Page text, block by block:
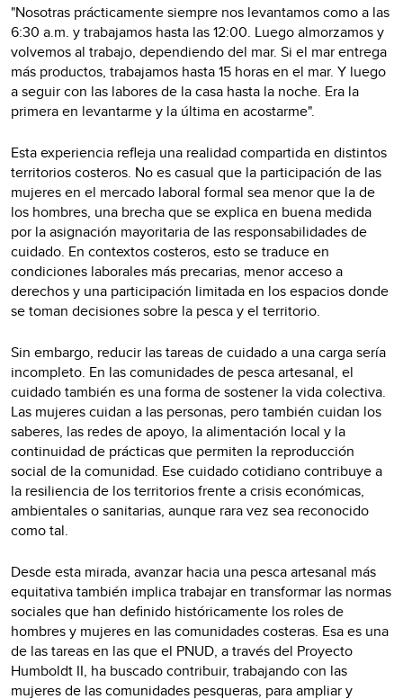
"Nosotras prácticamente siempre nos levantamos como a las
6:30 a.m. y trabajamos hasta las 12:00. Luego almorzamos y
volvemos al trabajo, dependiendo del mar. Si el mar entrega
más productos, trabajamos hasta 15 horas en el mar. Y luego
a seguir con las labores de la casa hasta la noche. Era la
primera en levantarme y la última en acostarme".
Esta experiencia refleja una realidad compartida en distintos
territorios costeros. No es casual que la participación de las
mujeres en el mercado laboral formal sea menor que la de
los hombres, una brecha que se explica en buena medida
por la asignación mayoritaria de las responsabilidades de
cuidado. En contextos costeros, esto se traduce en
condiciones laborales más precarias, menor acceso a
derechos y una participación limitada en los espacios donde
se toman decisiones sobre la pesca y el territorio.
Sin embargo, reducir las tareas de cuidado a una carga sería
incompleto. En las comunidades de pesca artesanal, el
cuidado también es una forma de sostener la vida colectiva.
Las mujeres cuidan a las personas, pero también cuidan los
saberes, las redes de apoyo, la alimentación local y la
continuidad de prácticas que permiten la reproducción
social de la comunidad. Ese cuidado cotidiano contribuye a
la resiliencia de los territorios frente a crisis económicas,
ambientales o sanitarias, aunque rara vez sea reconocido
como tal.
Desde esta mirada, avanzar hacia una pesca artesanal más
equitativa también implica trabajar en transformar las normas
sociales que han definido históricamente los roles de
hombres y mujeres en las comunidades costeras. Esa es una
de las tareas en las que el PNUD, a través del Proyecto
Humboldt II, ha buscado contribuir, trabajando con las
mujeres de las comunidades pesqueras, para ampliar y